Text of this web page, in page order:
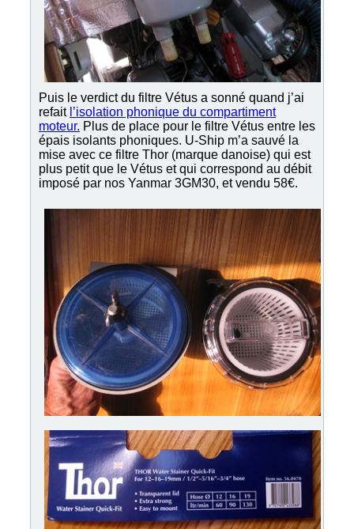
Puis le verdict du filtre Vétus a sonné quand j’ai
refait l’isolation phonique du compartiment
moteur. Plus de place pour le filtre Vétus entre les
épais isolants phoniques. U-Ship m’a sauvé la
mise avec ce filtre Thor (marque danoise) qui est
plus petit que le Vétus et qui correspond au débit
imposé par nos Yanmar 3GM30, et vendu 58€.